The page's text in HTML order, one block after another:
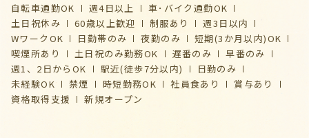
自転車通勤OK
週4日以上
車･バイク通勤OK
土日祝休み
60歳以上歓迎 制服あり
週3日以内
WワークOK
日勤帯のみ 夜勤のみ
短期(3か月以内)OK
喫煙所あり
土日祝のみ勤務OK 遅番のみ
早番のみ
週1、2日からOK
駅近(徒歩7分以内)
日勤のみ
未経験OK
禁煙 時短勤務OK 社員食あり
賞与あり
資格取得支援
新規オープン